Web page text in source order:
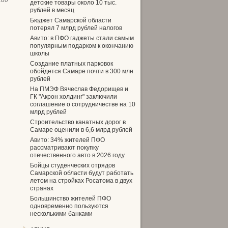
детские товары около 10 тыс.
рублей в месяц
Бюджет Самарской области
потерял 7 млрд рублей налогов
Авито: в ПФО гаджеты стали самым
популярным подарком к окончанию
школы
Создание платных парковок
обойдется Самаре почти в 300 млн
рублей
На ПМЭФ Вячеслав Федорищев и
ГК "Акрон холдинг" заключили
соглашение о сотрудничестве на 10
млрд рублей
Строительство канатных дорог в
Самаре оценили в 6,6 млрд рублей
Авито: 34% жителей ПФО
рассматривают покупку
отечественного авто в 2026 году
Бойцы студенческих отрядов
Самарской области будут работать
летом на стройках Росатома в двух
странах
Большинство жителей ПФО
одновременно пользуются
несколькими банками